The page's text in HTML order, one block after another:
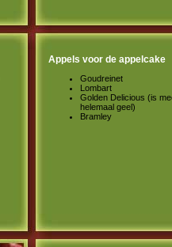
Appels voor de appelcake
Goudreinet
Lombart
Golden Delicious (is
helemaal geel)
Bramley